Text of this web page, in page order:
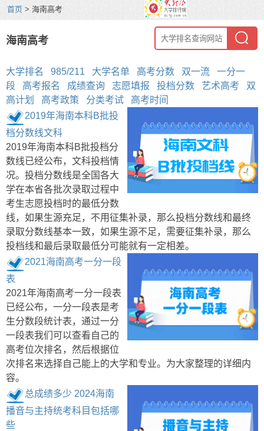
首页 > 海南高考
海南高考
大学排名 985/211 大学名单 高考分数 双一流
一分一
段
高考报名 成绩查询 志愿填报 投档分数 艺术高考
双
高计划
高考政策 分类考试
高考时间
2019年海南本科B批投
档分数线文科
2019年海南本科B批投档分
数线已经公布，文科投档情
况。投档分数线是全国各大
学在本省各批次录取过程中
考生志愿投档时的最低分数
线，如果生源充足，不用征集补录，那么投档分数线和最终
录取分数线基本一致，如果生源不足，需要征集补录，那么
投档线和最后录取最低分可能就有一定相差。
2021海南高考一分一段
表
2021年海南高考一分一段表
已经公布，一分一段表是考
生分数段统计表，通过一分
一段表我们可以查看自己的
高考位次排名，然后根据位
次排名来选择自己能上的大学和专业。为大家整理的详细内
容。
总成绩多少 2024海南
播音与主持统考科目包括哪
些